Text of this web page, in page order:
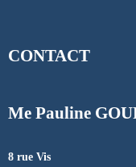
CONTACT
Me Pauline
8 rue Vis